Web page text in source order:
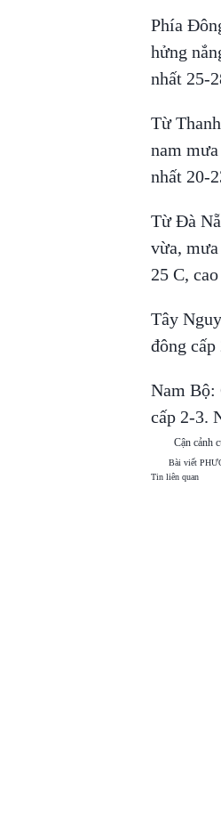
Phía
hửng
nhất 25-
Từ
nam
nhất 20-
Từ Đà
vừa,
25 C,
Tây
đông
Nam Bộ:
cấp 2-3.
Cận cảnh
Bài viết
Tin liên quan